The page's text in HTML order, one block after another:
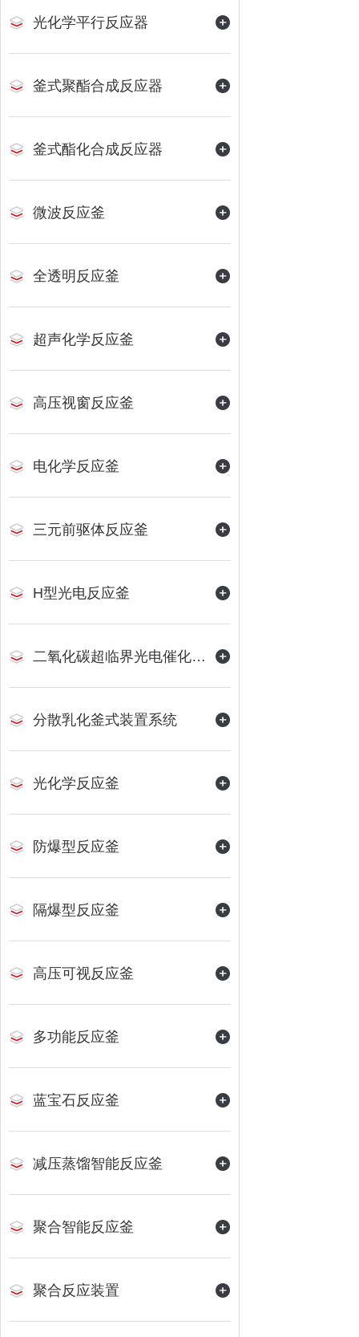
光化学平行反应器
釜式聚酯合成反应器
釜式酯化合成反应器
微波反应釜
全透明反应釜
超声化学反应釜
高压视窗反应釜
电化学反应釜
三元前驱体反应釜
H型光电反应釜
二氧化碳超临界光电催化反应装置
分散乳化釜式装置系统
光化学反应釜
防爆型反应釜
隔爆型反应釜
高压可视反应釜
多功能反应釜
蓝宝石反应釜
减压蒸馏智能反应釜
聚合智能反应釜
聚合反应装置